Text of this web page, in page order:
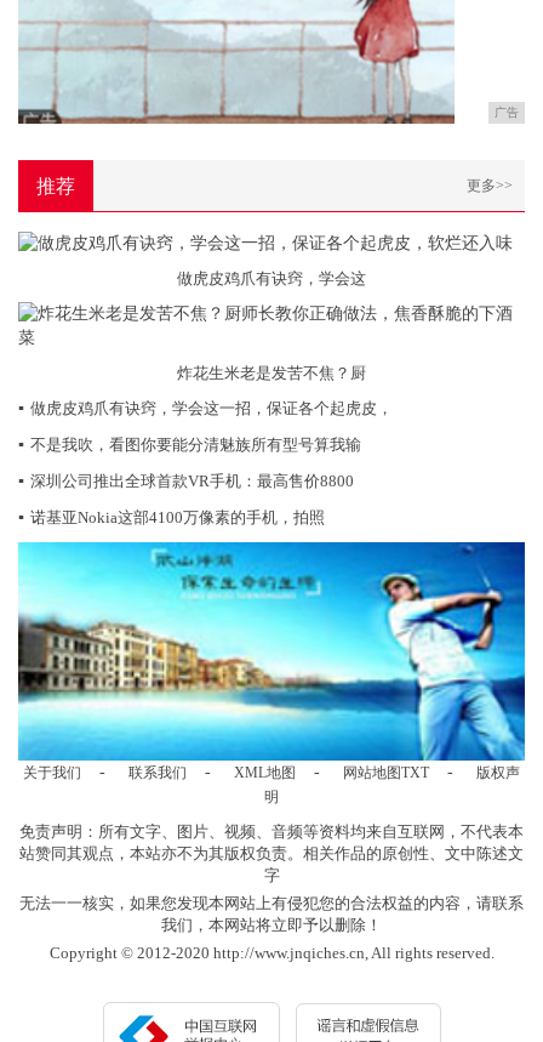
广告
推荐 更多>>
做虎皮鸡爪有诀窍，学会这
炸花生米老是发苦不焦？厨
▪ 做虎皮鸡爪有诀窍，学会这一招，保证各个起虎皮，
▪ 不是我吹，看图你要能分清魅族所有型号算我输
▪ 深圳公司推出全球首款VR手机：最高售价8800
▪ 诺基亚Nokia这部4100万像素的手机，拍照
关于我们 - 联系我们 - XML地图 - 网站地图TXT -
版权声
明
免责声明：所有文字、图片、视频、音频等资料均来自互联网，不代表本
站赞同其观点，本站亦不为其版权负责。相关作品的原创性、文中陈述文
字
无法一一核实，如果您发现本网站上有侵犯您的合法权益的内容，请联系
我们，本网站将立即予以删除！
Copyright © 2012-2020 http://www.jnqiches.cn, All rights reserved.